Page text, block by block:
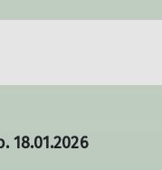
18.01.2026